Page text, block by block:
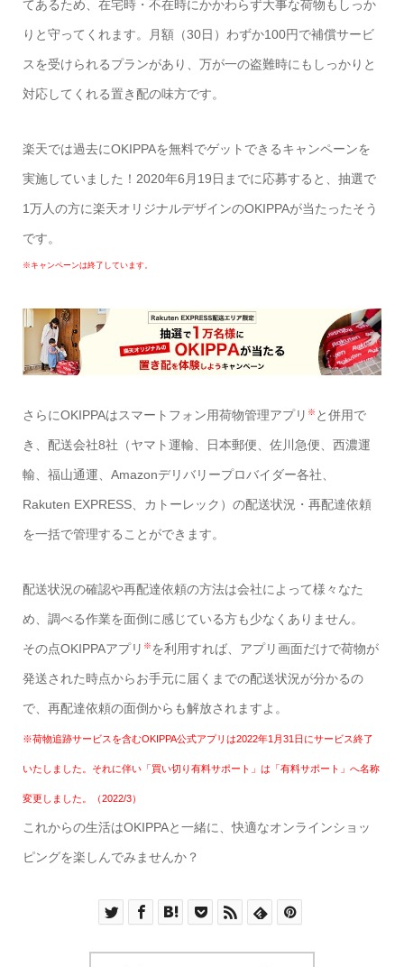
てあるため、在宅時・不在時にかかわらず大事な荷物もしっか
りと守ってくれます。月額（30日）わずか100円で補償サービ
スを受けられるプランがあり、万が一の盗難時にもしっかりと
対応してくれる置き配の味方です。
楽天では過去にOKIPPAを無料でゲットできるキャンペーンを
実施していました！2020年6月19日までに応募すると、抽選で
1万人の方に楽天オリジナルデザインのOKIPPAが当たったそう
です。
※キャンペーンは終了しています。
さらにOKIPPAはスマートフォン用荷物管理アプリ ※ と併用で
き、配送会社8社（ヤマト運輸、日本郵便、佐川急便、西濃運
輸、福山通運、Amazonデリバリープロバイダー各社、
Rakuten EXPRESS、カトーレック）の配送状況・再配達依頼
を一括で管理することができます。
配送状況の確認や再配達依頼の方法は会社によって様々なた
め、調べる作業を面倒に感じている方も少なくありません。
その点OKIPPAアプリ ※ を利用すれば、アプリ画面だけで荷物が
発送された時点からお手元に届くまでの配送状況が分かるの
で、再配達依頼の面倒からも解放されますよ。
※荷物追跡サービスを含むOKIPPA公式アプリは2022年1月31日にサービス終了
いたしました。それに伴い「買い切り有料サポート」は「有料サポート」へ名称
変更しました。（2022/3）
これからの生活はOKIPPAと一緒に、快適なオンラインショッ
ピングを楽しんでみませんか？